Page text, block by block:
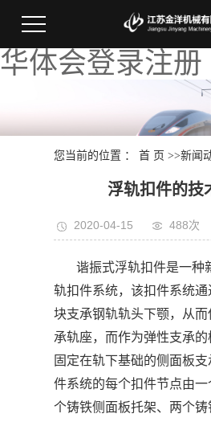
华体会登录注册
您当前的位置 ：首 页 >>新闻
浮轨扣件的技
2020-04-15 488次
谐振式浮轨扣件是一种
轨扣件系统，该扣件系统
块支承钢轨轨头下颚，从
承轨座，而作为弹性支承
固定在轨下基础的侧面板
件系统的每个扣件节点由
个铸铁侧面板托架、两个